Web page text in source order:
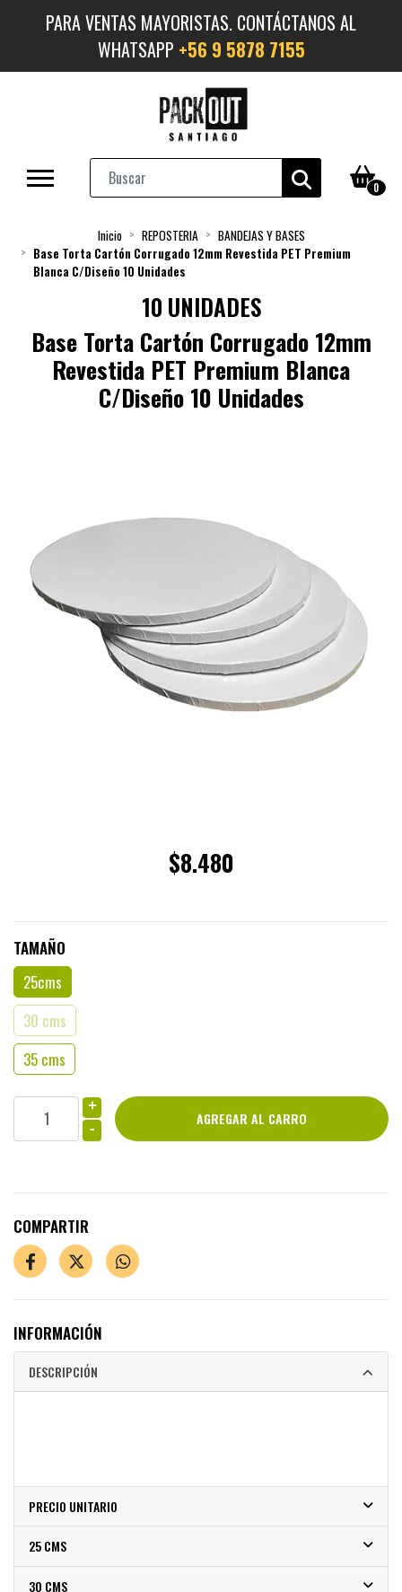
PARA VENTAS MAYORISTAS. CONTÁCTANOS AL
WHATSAPP +56 9 5878 7155
0
Inicio REPOSTERIA
BANDEJAS Y BASES
Base Torta Cartón Corrugado 12mm Revestida PET Premium
Blanca C/Diseño 10 Unidades
10 UNIDADES
Base Torta Cartón Corrugado 12mm
Revestida PET Premium Blanca
C/Diseño 10 Unidades
$8.480
TAMAÑO
25cms
30 cms
35 cms
+
-
COMPARTIR
INFORMACIÓN
DESCRIPCIÓN
PRECIO UNITARIO
25 CMS
30 CMS